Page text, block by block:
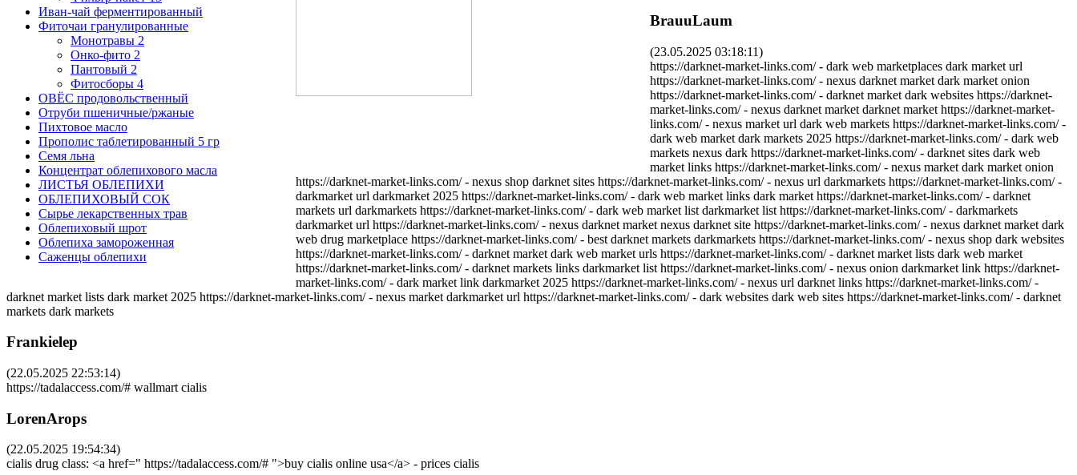
Иван-чай ферментированный
Фиточаи гранулированные
Монотравы 2
Онко-фито 2
Пантовый 2
Фитосборы 4
ОВЁС продовольственный
Отруби пшеничные/ржаные
Пихтовое масло
Прополис таблетированный 5 гр
Семя льна
Концентрат облепихового масла
ЛИСТЬЯ ОБЛЕПИХИ
ОБЛЕПИХОВЫЙ СОК
Сырье лекарственных трав
Облепиховый шрот
Облепиха замороженная
Саженцы облепихи
BrauuLaum
(23.05.2025 03:18:11)
https://darknet-market-links.com/ - dark web marketplaces dark market url
https://darknet-market-links.com/ - nexus darknet market dark market onion
https://darknet-market-links.com/ - darknet market dark websites https://darknet-
market-links.com/ - nexus darknet market darknet market https://darknet-market-
links.com/ - nexus market url dark web markets https://darknet-market-links.com/ -
dark web market dark markets 2025 https://darknet-market-links.com/ - dark web
markets nexus dark https://darknet-market-links.com/ - darknet sites dark web
market links https://darknet-market-links.com/ - nexus market dark market onion
https://darknet-market-links.com/ - nexus shop darknet sites https://darknet-market-links.com/ - nexus url darkmarkets https://darknet-market-links.com/ -
darkmarket url darkmarket 2025 https://darknet-market-links.com/ - dark web market links dark market https://darknet-market-links.com/ - darknet
markets url darkmarkets https://darknet-market-links.com/ - dark web market list darkmarket list https://darknet-market-links.com/ - darkmarkets
darkmarket url https://darknet-market-links.com/ - nexus darknet market nexus darknet site https://darknet-market-links.com/ - nexus darknet market dark
web drug marketplace https://darknet-market-links.com/ - best darknet markets darkmarkets https://darknet-market-links.com/ - nexus shop dark websites
https://darknet-market-links.com/ - darknet market dark web market urls https://darknet-market-links.com/ - darknet market lists dark web market
https://darknet-market-links.com/ - darknet markets links darkmarket list https://darknet-market-links.com/ - nexus onion darkmarket link https://darknet-
market-links.com/ - dark market link darkmarket 2025 https://darknet-market-links.com/ - nexus url darknet links https://darknet-market-links.com/ -
darknet market lists dark market 2025 https://darknet-market-links.com/ - nexus market darkmarket url https://darknet-market-links.com/ - dark websites dark web sites https://darknet-market-links.com/ - darknet
markets dark markets
Frankielep
(22.05.2025 22:53:14)
https://tadalaccess.com/# wallmart cialis
LorenArops
(22.05.2025 19:54:34)
cialis drug class: <a href=" https://tadalaccess.com/# ">buy cialis online usa</a> - prices cialis